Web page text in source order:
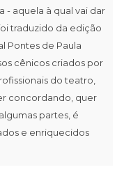
- aquela à qual vai dar
traduzido da edição
Pontes de Paula
cênicos criados por
do teatro,
concordando, quer
partes, é
e enriquecidos